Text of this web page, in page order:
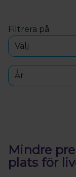
Filtrera på
Välj
År
Mindre
plats för